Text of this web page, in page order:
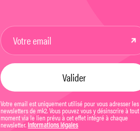
Votre email est uniquement utilisé pour vous adresser les
newsletters de mk2. Vous pouvez vous y désinscrire à tout
moment via le lien prévu à cet effet intégré à chaque
newsletter. Informations légales